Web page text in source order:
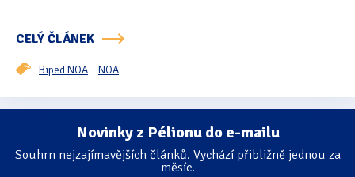
Pracuji sluchem a hmatem
(566)
Pracuji zrakem(456)
CELÝ ČLÁNEK
Biped NOA NOA
Stránkování
Novinky z Pélionu do e-mailu
Souhrn nejzajímavějších článků. Vychází přibližně jednou za
měsíc.